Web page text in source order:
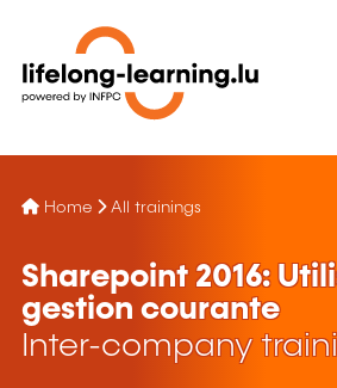
Home All trainings
Sharepoint 2016:
gestion courante
Inter-company